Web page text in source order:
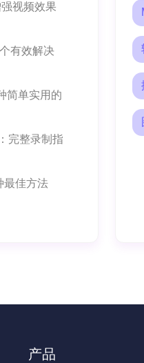
视频效果
有效解决
简单实用的
完整录制指
最佳方法
产品